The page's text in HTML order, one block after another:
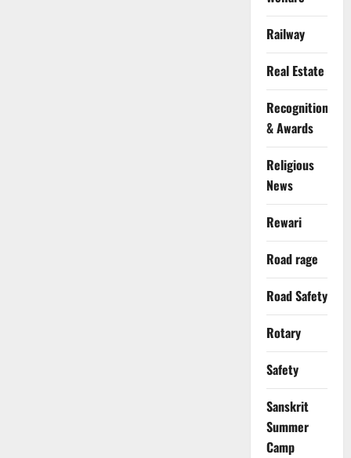
Railway
Real Estate
Recognition
& Awards
Religious
News
Rewari
Road rage
Road Safety
Rotary
Safety
Sanskrit
Summer
Camp